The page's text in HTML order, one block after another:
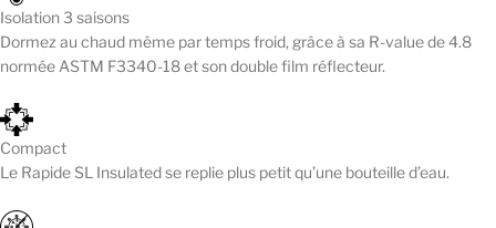
Isolation 3 saisons
Dormez au chaud même par temps froid, grâce à sa R-value de 4.8
normée ASTM F3340-18 et son double film réflecteur.
Compact
Le Rapide SL Insulated se replie plus petit qu’une bouteille d’eau.